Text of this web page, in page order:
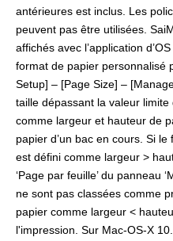
antérieures est inclus. Les
peuvent pas être utilisées.
affichés avec l’application
format de papier personnalisé
Setup] – [Page Size] –
taille dépassant la valeur limite
comme largeur et hauteur de
papier d’un bac en cours. Si
est défini comme largeur >
‘Page par feuille’ du panneau
ne sont pas classées comme
papier comme largeur <
l'impression. Sur Mac-OS-X